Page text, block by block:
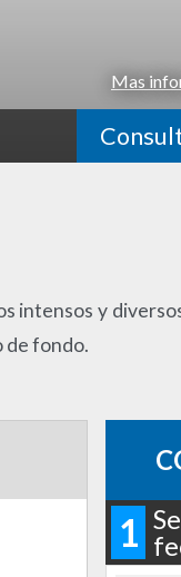
Mas
intensos y
de fondo.
1